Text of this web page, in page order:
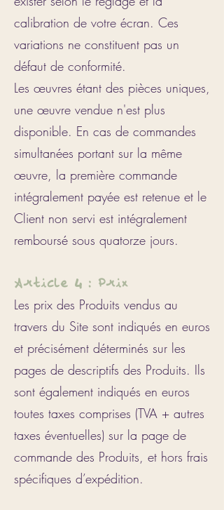
calibration de votre écran. Ces
variations ne constituent pas un
défaut de conformité.
Les œuvres étant des pièces uniques,
une œuvre vendue n'est plus
disponible. En cas de commandes
simultanées portant sur la même
œuvre, la première commande
intégralement payée est retenue et le
Client non servi est intégralement
remboursé sous quatorze jours.
Article 4 : Prix
Les prix des Produits vendus au
travers du Site sont indiqués en euros
et précisément déterminés sur les
pages de descriptifs des Produits. Ils
sont également indiqués en euros
toutes taxes comprises (TVA + autres
taxes éventuelles) sur la page de
commande des Produits, et hors frais
spécifiques d’expédition.